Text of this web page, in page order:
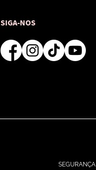
SIGA-NOS
SEGURANÇA